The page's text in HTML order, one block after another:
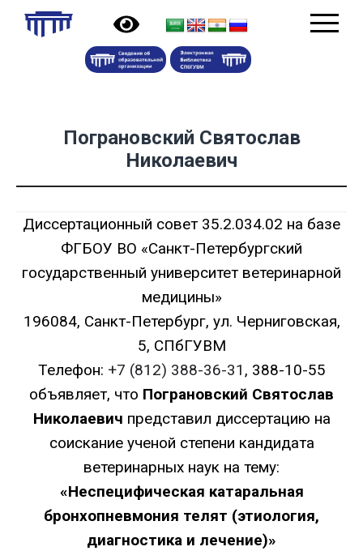
Пограновский Святослав
Николаевич
Диссертационный совет 35.2.034.02 на базе
ФГБОУ ВО «Санкт-Петербургский
государственный университет ветеринарной
медицины»
196084, Санкт-Петербург, ул. Черниговская,
5, СПбГУВМ
Телефон: +7 (812) 388-36-31 , 388-10-55
объявляет, что Пограновский Святослав
Николаевич представил диссертацию на
соискание ученой степени кандидата
ветеринарных наук на тему:
«Неспецифическая катаральная
бронхопневмония телят (этиология,
диагностика и лечение)»